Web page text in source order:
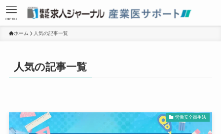
menu
ホーム 人気の記事一覧
人気の記事一覧
労働安全衛生法